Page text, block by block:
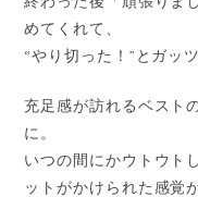
めてくれて、
“やり切った！”とガッ
充足感が訪れるベスト
に。
いつの間にかウトウト
ットがかけられた感覚が